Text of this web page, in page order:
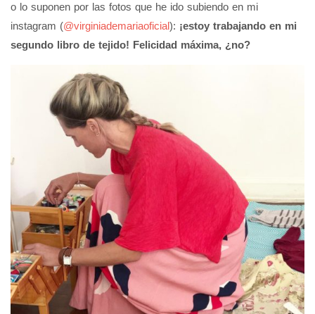
o lo suponen por las fotos que he ido subiendo en mi
instagram (@virginiademariaoficial): ¡estoy trabajando en mi
segundo libro de tejido! Felicidad máxima, ¿no?